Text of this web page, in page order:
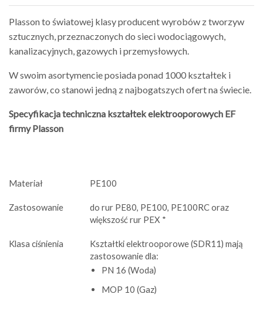
Plasson to światowej klasy producent wyrobów z tworzyw
sztucznych, przeznaczonych do sieci wodociągowych,
kanalizacyjnych, gazowych i przemysłowych.
W swoim asortymencie posiada ponad 1000 kształtek i
zaworów, co stanowi jedną z najbogatszych ofert na świecie.
Specyfikacja techniczna kształtek elektrooporowych EF
firmy Plasson
Materiał PE100
Zastosowanie
do rur PE80, PE100, PE100RC oraz
większość rur PEX *
Klasa ciśnienia
Kształtki elektrooporowe (SDR11) mają
zastosowanie dla:
PN 16 (Woda)
MOP 10 (Gaz)